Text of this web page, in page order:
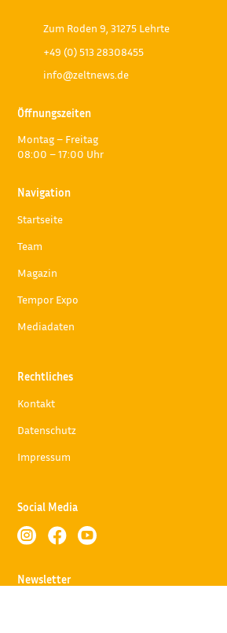
Zum Roden 9, 31275 Lehrte
+49 (0) 513 28308455
info@zeltnews.de
Öffnungszeiten
Montag – Freitag
08:00 – 17:00 Uhr
Navigation
Startseite
Team
Magazin
Tempor Expo
Mediadaten
Rechtliches
Kontakt
Datenschutz
Impressum
Social Media
  
Newsletter